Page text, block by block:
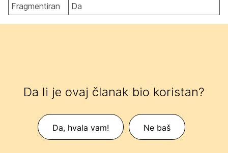
Fragmentiran
Da
Da li je ovaj članak bio koristan?
Da, hvala vam! Ne baš